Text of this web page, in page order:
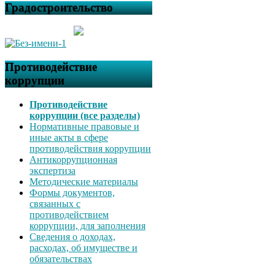
Градостроительство
Противодействие
коррупции
Противодействие
коррупции (все разделы)
Нормативные правовые и
иные акты в сфере
противодействия коррупции
Антикоррупционная
экспертиза
Методические материалы
Формы документов,
связанных с
противодействием
коррупции, для заполнения
Сведения о доходах,
расходах, об имуществе и
обязательствах